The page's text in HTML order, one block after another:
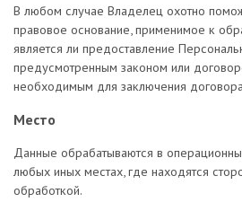
В любом случае Владелец охотно
правовое основание, применимое к
является ли предоставление
предусмотренным законом или
необходимым для заключения
Место
Данные обрабатываются в
любых иных местах, где находятся
обработкой.